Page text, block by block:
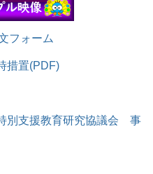
フォーム
措置(PDF)
別支援教育研究協議会 事